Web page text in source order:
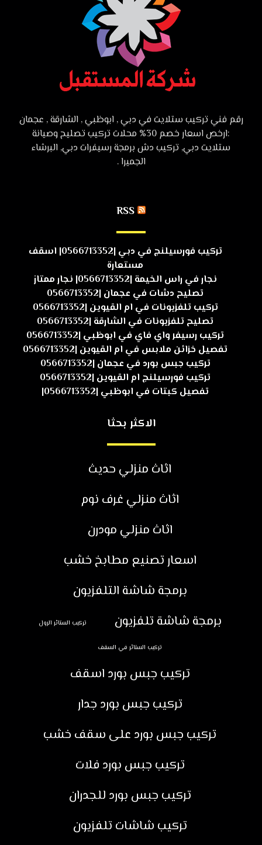
رقم فني تركيب ستلايت في دبي , ابوظبي , الشارقة , عجمان
:ارخص اسعار خصم 30% محلات تركيب تصليح وصيانة
ستلايت دبي, تركيب دش برمجة رسيفرات دبي, البرشاء
الجميرا .
RSS
تركيب فورسيلنج في دبي |0566713352| اسقف
مستعارة
نجار في راس الخيمة |0566713352| نجار ممتاز
تصليح دشات في عجمان |0566713352
تركيب تلفزيونات في ام القيوين |0566713352
تصليح تلفزيونات في الشارقة |0566713352
تركيب رسيفر واي فاي في ابوظبي |0566713352
تفصيل خزائن ملابس في ام القيوين |0566713352
تركيب جبس بورد في عجمان |0566713352
تركيب فورسيلنج ام القيوين |0566713352
تفصيل كبتات في ابوظبي |0566713352|
الاكثر بحثا
اثاث منزلي حديث
اثاث منزلي غرف نوم
اثاث منزلي مودرن
اسعار تصنيع مطابخ خشب
برمجة شاشة التلفزيون
برمجة شاشة تلفزيون
تركيب الستائر الرول
تركيب الستائر في السقف
تركيب جبس بورد اسقف
تركيب جبس بورد جدار
تركيب جبس بورد على سقف خشب
تركيب جبس بورد فلات
تركيب جبس بورد للجدران
تركيب شاشات تلفزيون